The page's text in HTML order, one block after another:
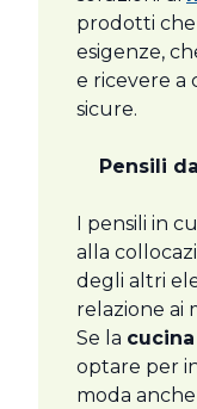
prodotti
esigenze,
e ricevere a
sicure.
Pensili
I pensili in
alla
degli altri
relazione ai
Se la cucina
optare per
moda